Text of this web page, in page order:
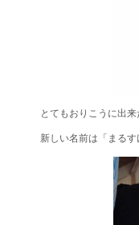
とてもおりこうに出
新しい名前は「まる